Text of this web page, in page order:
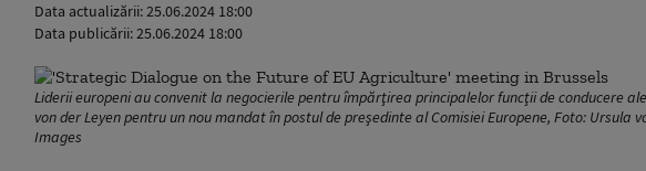
Data actualizării:25.06.2024 18:00
Data publicării:25.06.2024 18:00
Liderii europeni au convenit la negocierile pentru împărţirea principalelor funcţii de conducere
von der Leyen pentru un nou mandat în postul de preşedinte al Comisiei Europene, Foto: Ursula
Images